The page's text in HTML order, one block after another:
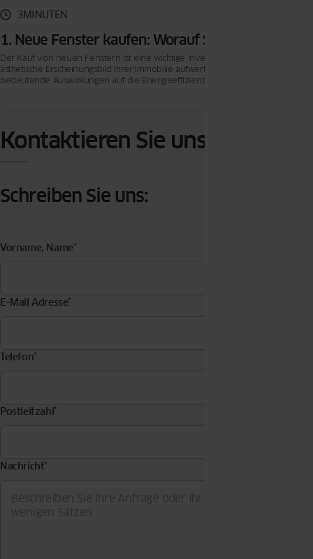
3MINUTEN
1. Neue Fenster kaufen: Worauf Sie achten sollten
Der Kauf von neuen Fenstern ist eine wichtige Investition, die nicht nur das
ästhetische Erscheinungsbild Ihrer Immobilie aufwertet, sondern auch
bedeutende Auswirkungen auf die Energieeffizienz, den Lärmschutz und die
Kontaktieren Sie uns
Schreiben Sie uns:
Vorname, Name*
E-Mail Adresse*
Telefon*
Postleitzahl*
Nachricht*